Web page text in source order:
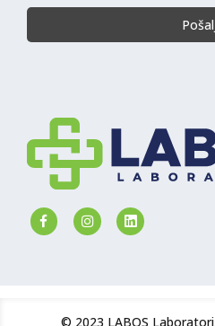
© 2023 LABOS